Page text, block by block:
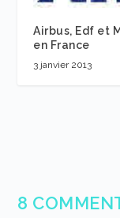
Airbus, Edf et
en France
3 janvier 2013
8